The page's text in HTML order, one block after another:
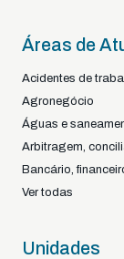
Áreas de
Acidentes de
Agronegócio
Águas e
Arbitragem,
Bancário,
Ver todas
Unidades